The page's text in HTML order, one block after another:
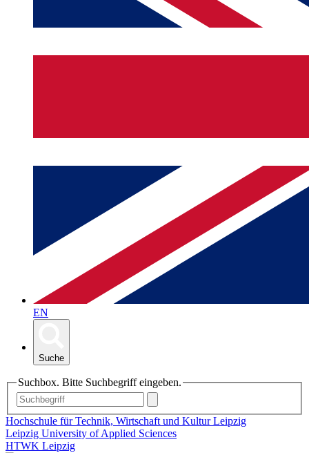
EN
Suche
Suchbox. Bitte Suchbegriff eingeben.
Hochschule für Technik, Wirtschaft und Kultur Leipzig
Leipzig University of Applied Sciences
HTWK Leipzig